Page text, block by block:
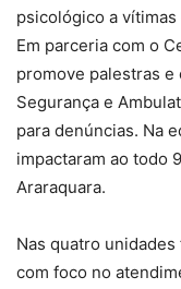
psicológico a
Em parceria com o
promove palestras e
Segurança e
para denúncias. Na
impactaram ao todo
Araraquara.
Nas quatro
com foco no